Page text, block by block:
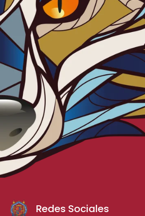
Redes Sociales